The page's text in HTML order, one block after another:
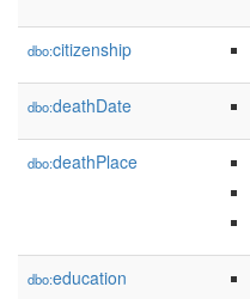
dbo:citizenship
dbo:deathDate
dbo:deathPlace
dbo:education